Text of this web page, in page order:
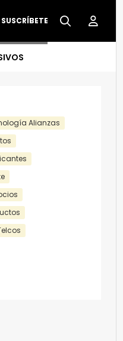
SUSCRÍBETE
Alianzas